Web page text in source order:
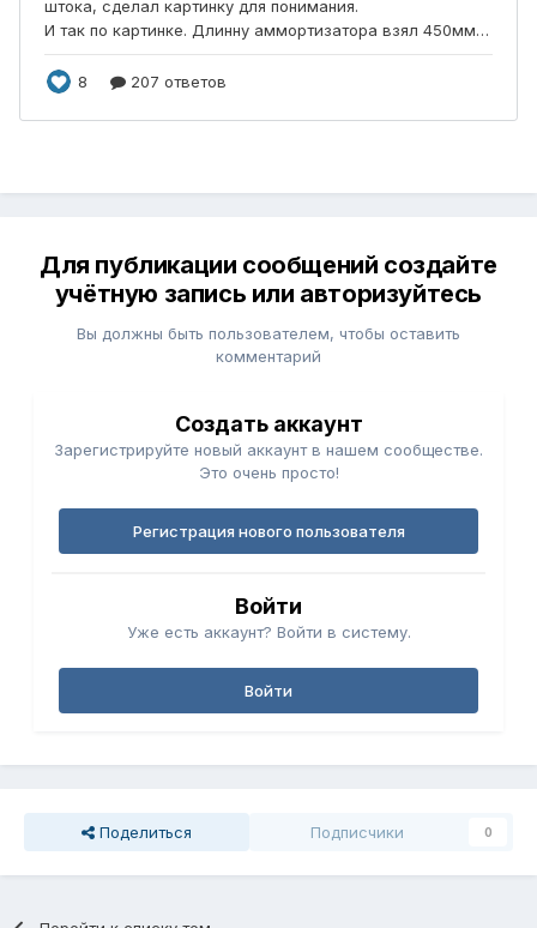
Для публикации сообщений создайте
учётную запись или авторизуйтесь
Вы должны быть пользователем, чтобы оставить
комментарий
Создать аккаунт
Зарегистрируйте новый аккаунт в нашем сообществе.
Это очень просто!
Регистрация нового пользователя
Войти
Уже есть аккаунт? Войти в систему.
Войти
Поделиться Подписчики 0